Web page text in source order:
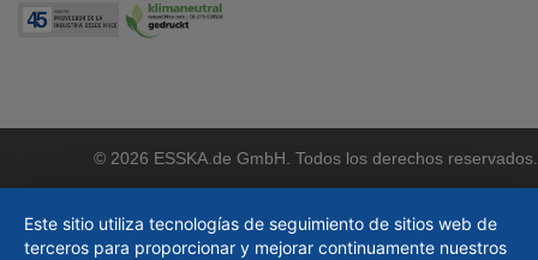
© 2026 ESSKA.de GmbH. Todos los derechos reservados.
Este sitio utiliza tecnologías de seguimiento de sitios web de
terceros para proporcionar y mejorar continuamente nuestros